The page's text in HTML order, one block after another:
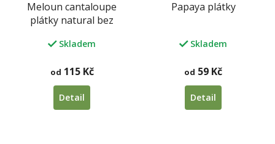
Meloun cantaloupe
plátky natural bez
Skladem
od 115 Kč
Detail
Papaya plátky
Skladem
od 59 Kč
Detail